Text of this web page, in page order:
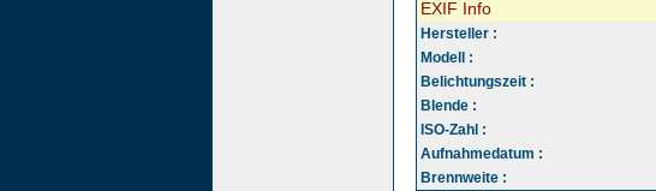
EXIF Info
Hersteller :
Modell :
Belichtungszeit :
Blende :
ISO-Zahl :
Aufnahmedatum :
Brennweite :